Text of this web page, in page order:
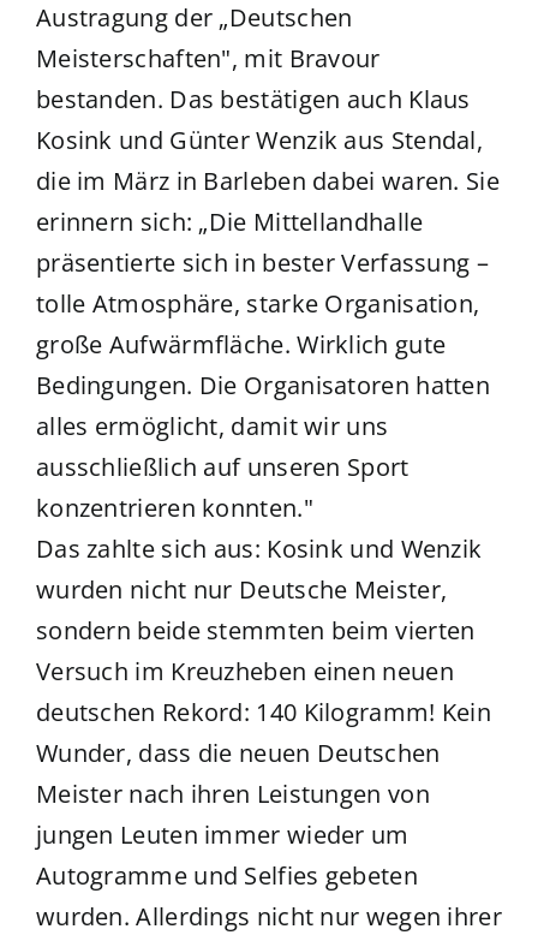
Austragung der „Deutschen
Meisterschaften", mit Bravour
bestanden. Das bestätigen auch Klaus
Kosink und Günter Wenzik aus Stendal,
die im März in Barleben dabei waren. Sie
erinnern sich: „Die Mittellandhalle
präsentierte sich in bester Verfassung –
tolle Atmosphäre, starke Organisation,
große Aufwärmfläche. Wirklich gute
Bedingungen. Die Organisatoren hatten
alles ermöglicht, damit wir uns
ausschließlich auf unseren Sport
konzentrieren konnten."
Das zahlte sich aus: Kosink und Wenzik
wurden nicht nur Deutsche Meister,
sondern beide stemmten beim vierten
Versuch im Kreuzheben einen neuen
deutschen Rekord: 140 Kilogramm! Kein
Wunder, dass die neuen Deutschen
Meister nach ihren Leistungen von
jungen Leuten immer wieder um
Autogramme und Selfies gebeten
wurden. Allerdings nicht nur wegen ihrer